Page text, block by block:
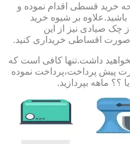
خرید قسطی اقدام نموده و
بر شیوه خرید
از چک صیادی نیز از این
صورت اقساطی خریداری کنید.
داشت.تنها کافی است که
پیش پرداخت،پرداخت نموده
؟؟ ماهه بپردازید.